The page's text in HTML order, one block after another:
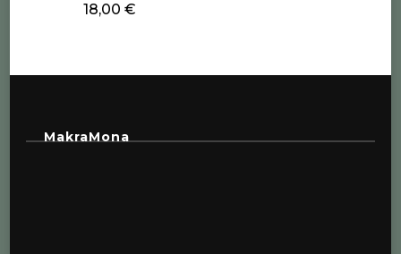
18,00€
MakraMona